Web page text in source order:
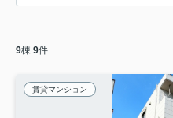
9棟 9件
賃貸マンション